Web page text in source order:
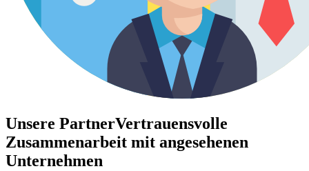
Unsere PartnerVertrauensvolle
Zusammenarbeit mit angesehenen
Unternehmen